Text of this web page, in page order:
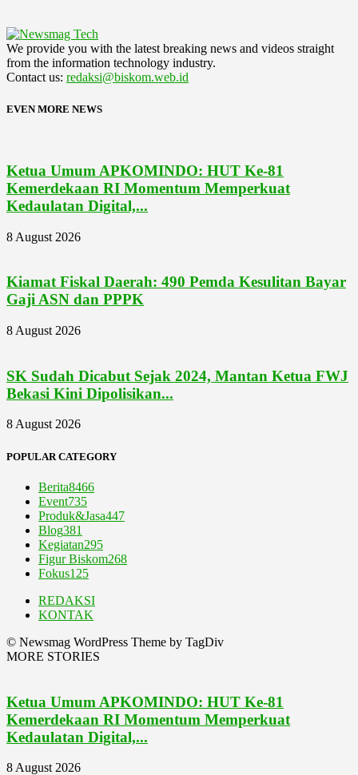
We provide you with the latest breaking news and videos straight
from the information technology industry.
Contact us: redaksi@biskom.web.id
EVEN MORE NEWS
Ketua Umum APKOMINDO: HUT Ke-81
Kemerdekaan RI Momentum Memperkuat
Kedaulatan Digital,...
8 August 2026
Kiamat Fiskal Daerah: 490 Pemda Kesulitan Bayar
Gaji ASN dan PPPK
8 August 2026
SK Sudah Dicabut Sejak 2024, Mantan Ketua FWJ
Bekasi Kini Dipolisikan...
8 August 2026
POPULAR CATEGORY
Berita8466
Event735
Produk&Jasa447
Blog381
Kegiatan295
Figur Biskom268
Fokus125
REDAKSI
KONTAK
© Newsmag WordPress Theme by TagDiv
MORE STORIES
Ketua Umum APKOMINDO: HUT Ke-81
Kemerdekaan RI Momentum Memperkuat
Kedaulatan Digital,...
8 August 2026